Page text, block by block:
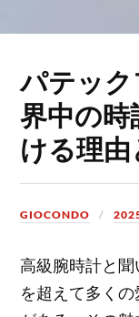
パテッ
界中の
ける理
GIOCONDO
高級腕時計と
を超えて多く